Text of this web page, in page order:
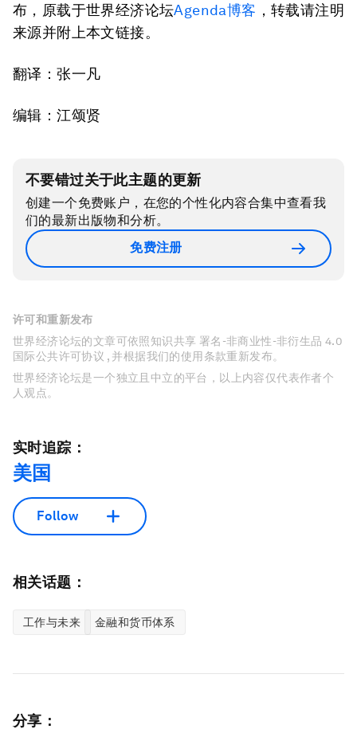
布，原载于世界经济论坛Agenda博客 ，转载请注明
来源并附上本文链接。
翻译：张一凡
编辑：江颂贤
不要错过关于此主题的更新
创建一个免费账户，在您的个性化内容合集中查看我
们的最新出版物和分析。
免费注册
许可和重新发布
世界经济论坛的文章可依照知识共享 署名-非商业性-非衍生品 4.0
国际公共许可协议 , 并根据我们的使用条款重新发布。
世界经济论坛是一个独立且中立的平台，以上内容仅代表作者个
人观点。
实时追踪：
美国
Follow
相关话题：
工作与未来 金融和货币体系
分享：